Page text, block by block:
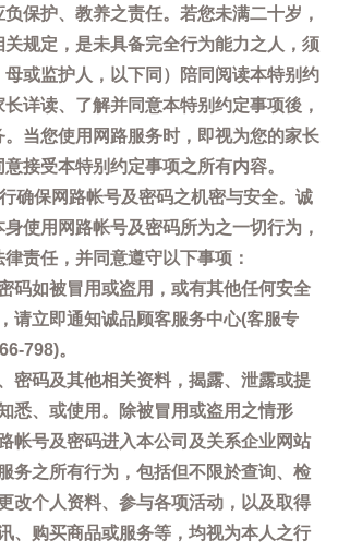
保护、教养之责任。若您未满二十岁，
规定，是未具备完全行为能力之人，须
母或监护人，以下同）陪同阅读本特别约
详读、了解并同意本特别约定事项後，
。当您使用网路服务时，即视为您的家长
接受本特别约定事项之所有内容。
确保网路帐号及密码之机密与安全。诚
使用网路帐号及密码所为之一切行为，
责任，并同意遵守以下事项：
码如被冒用或盗用，或有其他任何安全
请立即通知诚品顾客服务中心(客服专
798)。
密码及其他相关资料，揭露、泄露或提
悉、或使用。除被冒用或盗用之情形
帐号及密码进入本公司及关系企业网站
务之所有行为，包括但不限於查询、检
改个人资料、参与各项活动，以及取得
、购买商品或服务等，均视为本人之行